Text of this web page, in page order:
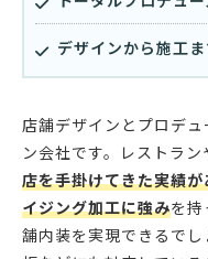
デザインから施工
店舗デザインとプロデ
ン会社です。レストラ
店を手掛けてきた実績
イジング加工に強みを
舗内装を実現できるで